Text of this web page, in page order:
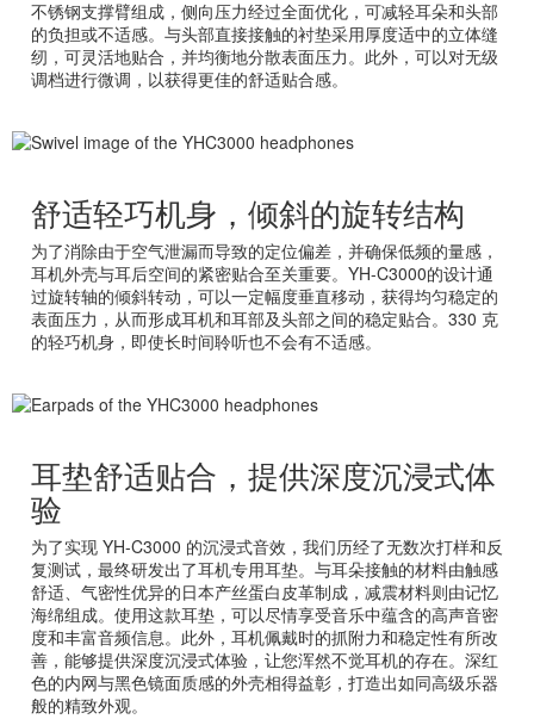
不锈钢支撑臂组成，侧向压力经过全面优化，可减轻耳朵和头部
的负担或不适感。与头部直接接触的衬垫采用厚度适中的立体缝
纫，可灵活地贴合，并均衡地分散表面压力。此外，可以对无级
调档进行微调，以获得更佳的舒适贴合感。
舒适轻巧机身，倾斜的旋转结构
为了消除由于空气泄漏而导致的定位偏差，并确保低频的量感，
耳机外壳与耳后空间的紧密贴合至关重要。YH-C3000的设计通
过旋转轴的倾斜转动，可以一定幅度垂直移动，获得均匀稳定的
表面压力，从而形成耳机和耳部及头部之间的稳定贴合。330 克
的轻巧机身，即使长时间聆听也不会有不适感。
耳垫舒适贴合，提供深度沉浸式体
验
为了实现 YH-C3000 的沉浸式音效，我们历经了无数次打样和反
复测试，最终研发出了耳机专用耳垫。与耳朵接触的材料由触感
舒适、气密性优异的日本产丝蛋白皮革制成，减震材料则由记忆
海绵组成。使用这款耳垫，可以尽情享受音乐中蕴含的高声音密
度和丰富音频信息。此外，耳机佩戴时的抓附力和稳定性有所改
善，能够提供深度沉浸式体验，让您浑然不觉耳机的存在。深红
色的内网与黑色镜面质感的外壳相得益彰，打造出如同高级乐器
般的精致外观。